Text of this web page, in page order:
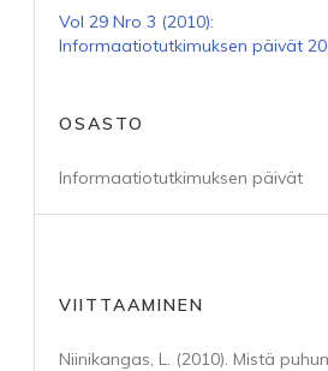
Vol 29 Nro 3 (2010):
Informaatiotutkimuksen päivät
OSASTO
Informaatiotutkimuksen päivät
VIITTAAMINEN
Niinikangas, L. (2010). Mistä